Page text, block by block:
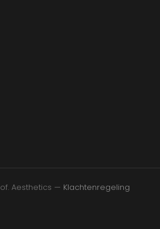
Aesthetics — Klachtenregeling